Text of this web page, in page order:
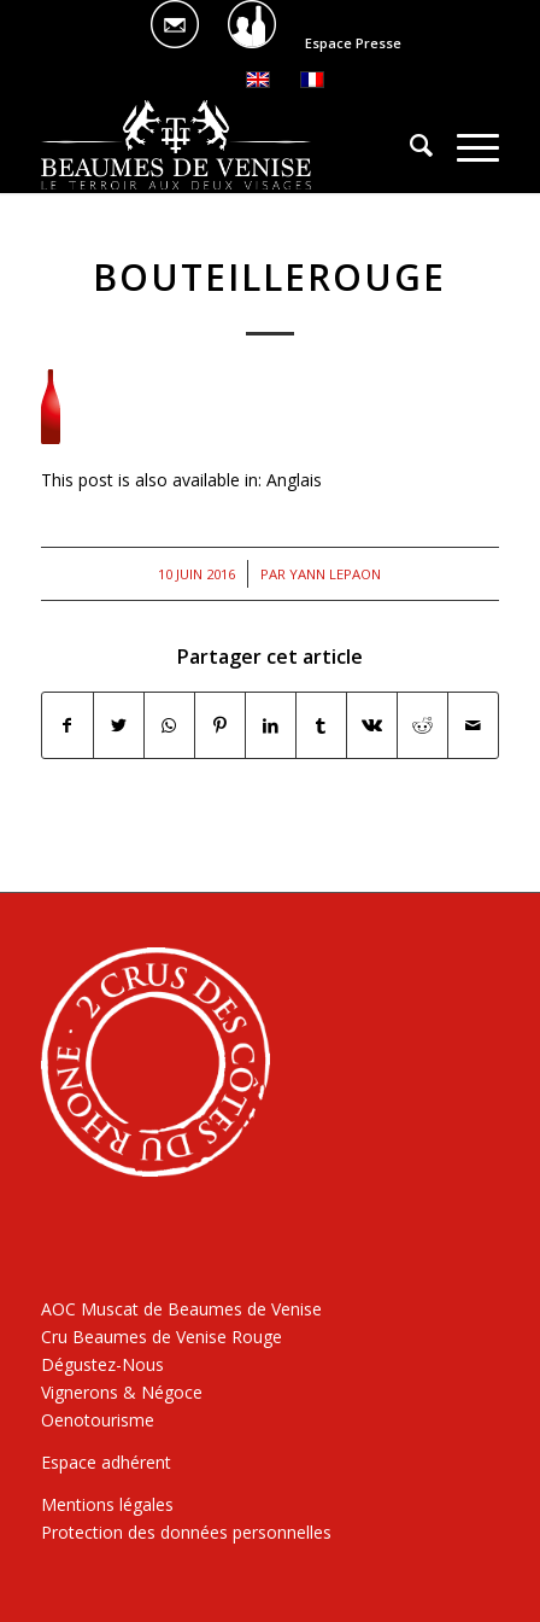
Espace Presse
BOUTEILLEROUGE
This post is also available in: Anglais
10 JUIN 2016
/ PARYANN LEPAON
Partager cet article
AOC Muscat de Beaumes de Venise
Cru Beaumes de Venise Rouge
Dégustez-Nous
Vignerons & Négoce
Oenotourisme
Espace adhérent
Mentions légales
Protection des données personnelles